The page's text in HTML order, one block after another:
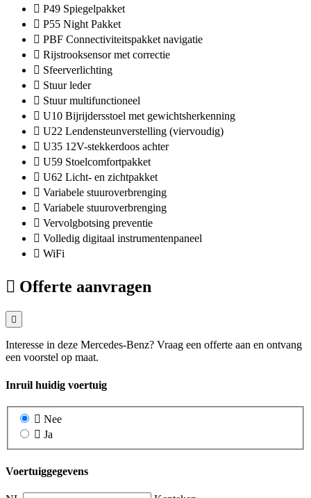
P49 Spiegelpakket
P55 Night Pakket
PBF Connectiviteitspakket navigatie
Rijstrooksensor met correctie
Sfeerverlichting
Stuur leder
Stuur multifunctioneel
U10 Bijrijdersstoel met gewichtsherkenning
U22 Lendensteunverstelling (viervoudig)
U35 12V-stekkerdoos achter
U59 Stoelcomfortpakket
U62 Licht- en zichtpakket
Variabele stuuroverbrenging
Variabele stuuroverbrenging
Vervolgbotsing preventie
Volledig digitaal instrumentenpaneel
WiFi
Offerte aanvragen
Interesse in deze Mercedes-Benz? Vraag een offerte aan en ontvang
een voorstel op maat.
Inruil huidig voertuig
Nee
Ja
Voertuiggegevens